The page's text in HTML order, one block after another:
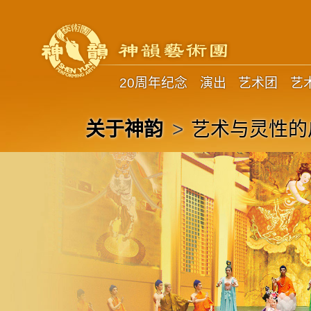
20周年纪念 演出 艺术团 艺
关于神韵 > 艺术与灵性